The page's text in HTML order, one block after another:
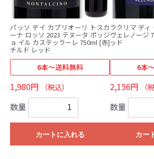
パッソ デイ カプリオーリ トスカ
ーナ ロッソ 2023 テヌータ ポッジ
ョ イル カステッラーレ 750ml [赤]
チルド レッド
6本～送料無料
1,980円 （税込）
数量
カートに入れる
ラクリマ ディ
ヴェレノージ 750ml [赤]
ッド
6本
2,156円 （
数量
カー